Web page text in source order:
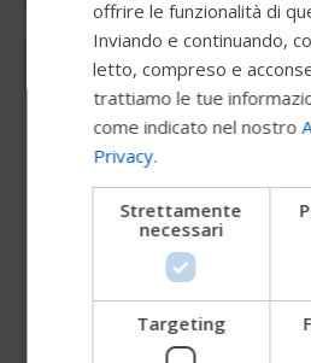
offrire le funzionalità di
Inviando e continuando,
letto, compreso e
trattiamo le tue
come indicato nel nostro
Privacy.
Strettamente
necessari
Targeting